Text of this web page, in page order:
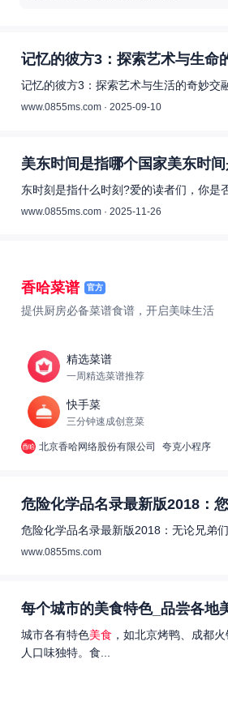
记忆的彼方3：探索艺术与生命
记忆的彼方3：探索艺术与生活的奇妙交
www.0855ms.com · 2025-09-10
美东时间是指哪个国家美东时
东时刻是指什么时刻?爱的读者们，你是
www.0855ms.com · 2025-11-26
香哈菜谱 官方
提供厨房必备菜谱食谱，开启美味生活
精选菜谱
一周精选菜谱推荐
快手菜
三分钟速成创意菜
北京香哈网络股份有限公司 夸克小程序
危险化学品名录最新版2018：
危险化学品名录最新版2018：无论兄弟
www.0855ms.com
每个城市的美食特色_品尝各地
城市各有特色美食 ，如北京烤鸭、成都
人口味独特。食...